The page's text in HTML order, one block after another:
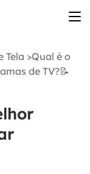
Tela >Qual é o
de TV?📝